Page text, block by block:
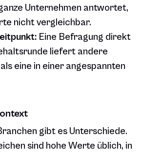
Unternehmen antwortet,
nicht vergleichbar.
Eine Befragung direkt
liefert andere
eine in einer angespannten
gibt es Unterschiede.
sind hohe Werte üblich, in